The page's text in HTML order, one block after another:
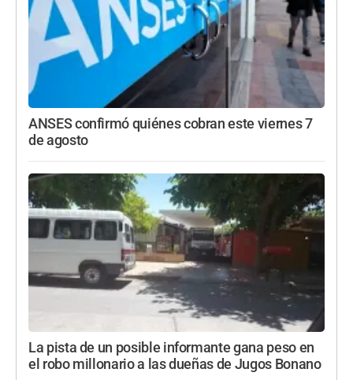
ANSES confirmó quiénes cobran este viernes 7
de agosto
La pista de un posible informante gana peso en
el robo millonario a las dueñas de Jugos Bonano